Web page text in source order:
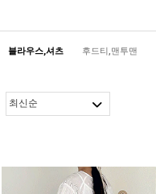
블라우스,셔츠 후드티,맨투맨